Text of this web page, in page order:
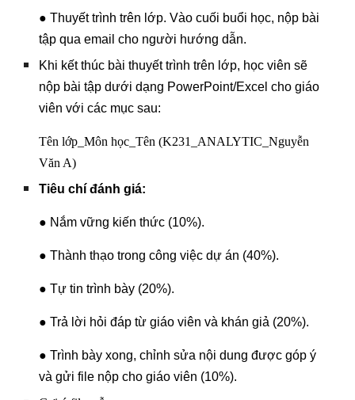
● Thuyết trình trên lớp. Vào cuối buổi học, nộp bài
tập qua email cho người hướng dẫn.
Khi kết thúc bài thuyết trình trên lớp, học viên sẽ
nộp bài tập dưới dạng PowerPoint/Excel cho giáo
viên với các mục sau:
Tên lớp_Môn học_Tên (K231_ANALYTIC_Nguyễn
Văn A)
Tiêu chí đánh giá:
● Nắm vững kiến thức (10%).
● Thành thạo trong công việc dự án (40%).
● Tự tin trình bày (20%).
● Trả lời hỏi đáp từ giáo viên và khán giả (20%).
● Trình bày xong, chỉnh sửa nội dung được góp ý
và gửi file nộp cho giáo viên (10%).